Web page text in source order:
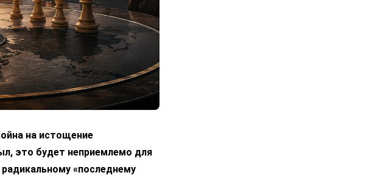
на истощение
это будет неприемлемо для
«последнему